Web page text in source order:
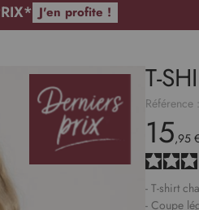
J'en profite !
T-
Référence :
15,95
- T-shirt
- Coupe